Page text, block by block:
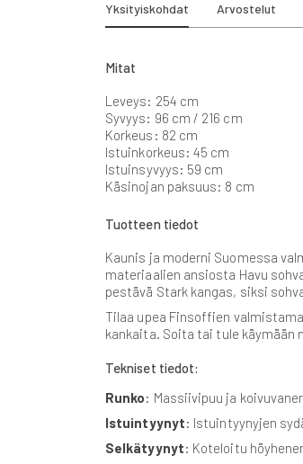
beginning
of
gallery
Yksityiskohdat
Mitat
Leveys: 254 cm
Syvyys: 96 cm / 216 cm
Korkeus: 82 cm
Istuinkorkeus: 45 cm
Istuinsyvyys: 59 cm
Käsinojan paksuus: 8 cm
Tuotteen tiedot
Kaunis ja moderni Suomessa
materiaalien ansiosta Havu
pestävä Stark kangas, siksi
Tilaa upea Finsoffien
kankaita. Soita tai tule käymään
Tekniset tiedot:
Runko: Massiivipuu ja
Istuintyynyt: Istuintyynyjen
Selkätyynyt: Koteloitu
Arvostelut